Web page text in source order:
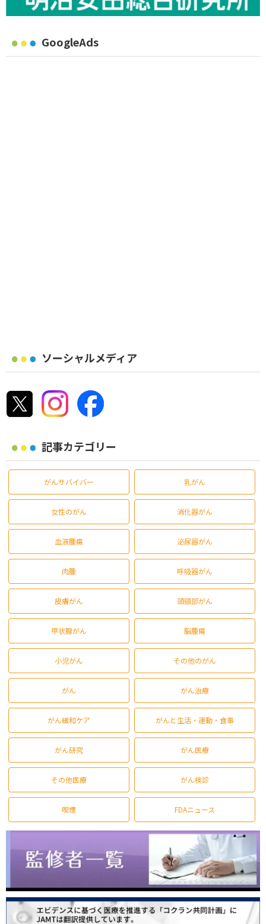
GoogleAds
ソーシャルメディア
記事カテゴリー
がんサバイバー 乳がん
女性のがん 消化器がん
血液腫瘍 泌尿器がん
肉腫 呼吸器がん
皮膚がん 頭頸部がん
甲状腺がん 脳腫瘍
小児がん その他のがん
がん がん治療
がん緩和ケア がんと生活・運動・食事
がん研究 がん医療
その他医療 がん検診
喫煙 FDAニュース